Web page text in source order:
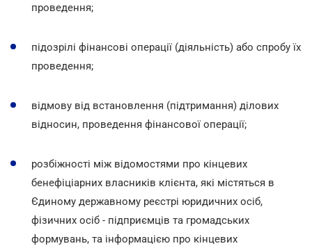
проведення;
підозрілі фінансові операції (діяльність) або спробу їх
проведення;
відмову від встановлення (підтримання) ділових
відносин, проведення фінансової операції;
розбіжності між відомостями про кінцевих
бенефіціарних власників клієнта, які містяться в
Єдиному державному реєстрі юридичних осіб,
фізичних осіб - підприємців та громадських
формувань, та інформацією про кінцевих